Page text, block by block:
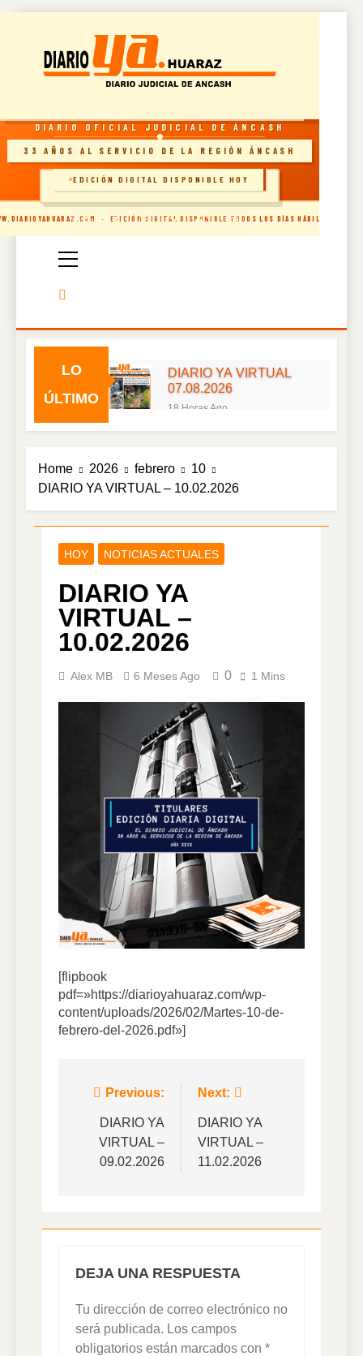
· EDICIÓN DIGITAL DISPONIBLE TODOS LOS DÍAS HÁBILES
RESOLUCIÓN INDECOPI · DIARIO OFICIAL
DIARIO OFICIAL JUDICIAL DE ÁNCASH
33 AÑOS AL SERVICIO DE LA REGIÓN ÁNCASH
🗞️ INGRESAR AL SITIO
EDICIÓN DIGITAL DISPONIBLE HOY
content
Diario Oficial
Judicial De
LO
ÚLTIMO
DIARIO YA VIRTUAL
07.08.2026
18 Horas Ago
1 Día Ago
DIARIO YA VIRTUAL
05.08.2026
04.08.2026
DIARIO YA VIRTUAL
03.08.2026
5 Días Ago
DIARIO YA VIRTUAL
6 Días Ago
01.08.2026
7 Días Ago
DIARIO YA VIRTUAL
31.07.2026
1 Semana Ago
DIARIO YA VIRTUAL
30.07.2026
1 Semana Ago
DIARIO YA VIRTUAL
28.07.2026
2 Semanas Ago
Home 2026 febrero
10
DIARIO YA VIRTUAL – 10.02.2026
HOY NOTICIAS ACTUALES
DIARIO YA
VIRTUAL –
10.02.2026
Alex MB 6 Meses Ago 0 1 Mins
[flipbook
pdf=»https://diarioyahuaraz.com/wp-
content/uploads/2026/02/Martes-10-de-
febrero-del-2026.pdf»]
Navegación
entradas
Previous:
DIARIO YA
VIRTUAL –
09.02.2026
Next:
DIARIO YA
VIRTUAL –
11.02.2026
DEJA UNA RESPUESTA
Tu dirección de correo electrónico no
será publicada. Los campos
obligatorios están marcados con *